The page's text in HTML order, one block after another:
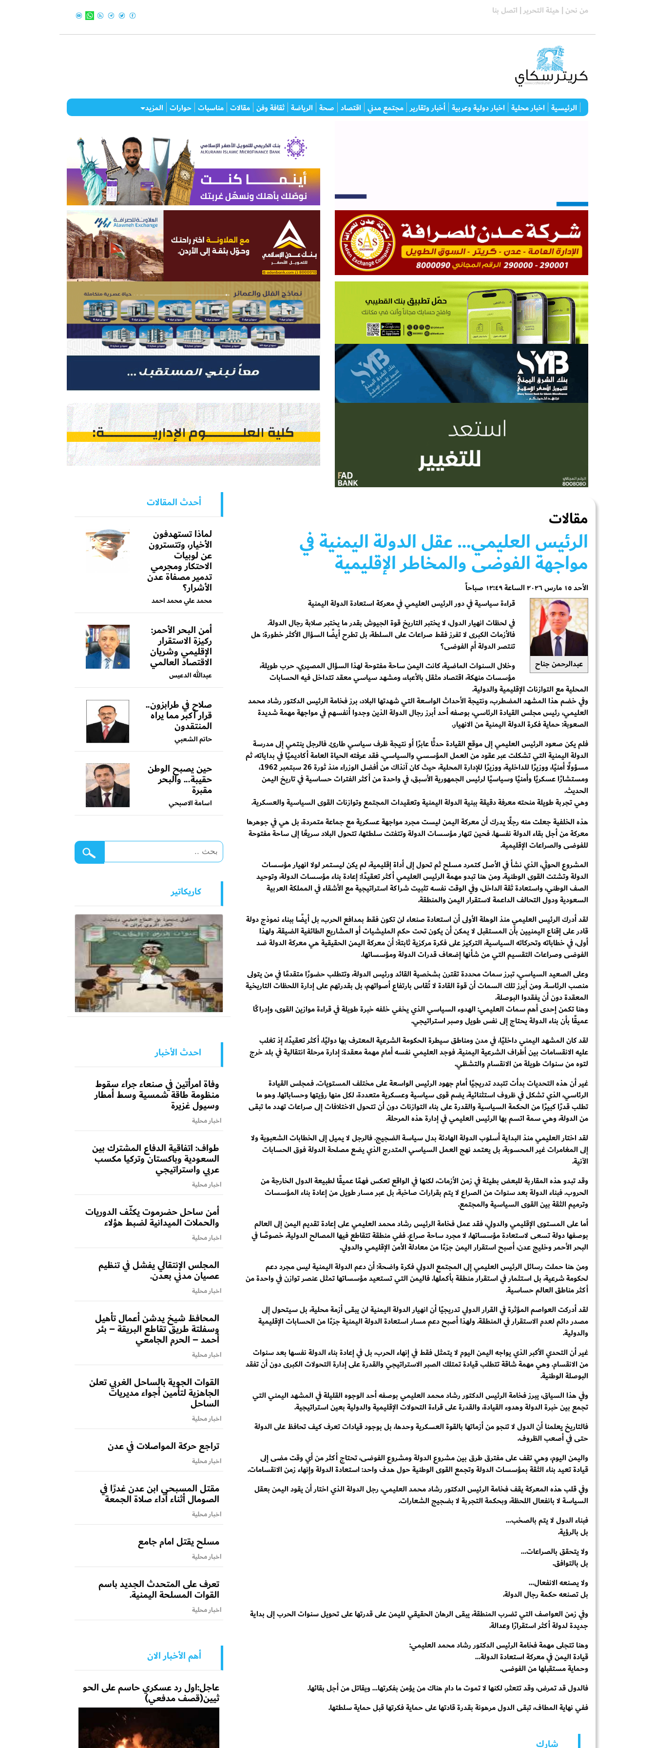
من نحن | هيئة التحرير | اتصل بنا
الرئيسية اخبار محلية اخبار دولية وعربية أخبار وتقارير مجتمع مدني اقتصاد صحة الرياضة ثقافة وفن مقالات مناسبات حوارات المزيد
مقالات
الرئيس العليمي… عقل الدولة اليمنية في
مواجهة الفوضى والمخاطر الإقليمية
الأحد ١٥ مارس ٢٠٢٦ الساعة ١٢:٤٩ صباحاً
عبدالرحمن جناح
قراءة سياسية في دور الرئيس العليمي في معركة استعادة الدولة اليمنية
في لحظات انهيار الدول، لا يختبر التاريخ قوة الجيوش بقدر ما يختبر صلابة رجال الدولة.
فالأزمات الكبرى لا تفرز فقط صراعات على السلطة، بل تطرح أيضًا السؤال الأكثر خطورة: هل
تنتصر الدولة أم الفوضى؟
وخلال السنوات الماضية، كانت اليمن ساحة مفتوحة لهذا السؤال المصيري. حرب طويلة،
مؤسسات منهكة، اقتصاد مثقل بالأعباء، ومشهد سياسي معقد تتداخل فيه الحسابات
المحلية مع التوازنات الإقليمية والدولية.
وفي خضم هذا المشهد المضطرب، ونتيجة الأحداث الواسعة التي شهدتها البلاد، برز فخامة الرئيس الدكتور رشاد محمد
العليمي، رئيس مجلس القيادة الرئاسي، بوصفه أحد أبرز رجال الدولة الذين وجدوا أنفسهم في مواجهة مهمة شديدة
الصعوبة: حماية فكرة الدولة اليمنية من الانهيار.
فلم يكن صعود الرئيس العليمي إلى موقع القيادة حدثًا عابرًا أو نتيجة ظرف سياسي طارئ. فالرجل ينتمي إلى مدرسة
الدولة اليمنية التي تشكلت عبر عقود من العمل المؤسسي والسياسي. فقد عرفته الحياة العامة أكاديميًا في بداياته، ثم
مسؤولًا أمنيًا، ووزيرًا للداخلية، ووزيرًا للإدارة المحلية، حيث كان آنذاك من أفضل الوزراء منذ ثورة 26 سبتمبر 1962،
ومستشارًا عسكريًا وأمنيًا وسياسيًا لرئيس الجمهورية الأسبق، في واحدة من أكثر الفترات حساسية في تاريخ اليمن
الحديث.
وهي تجربة طويلة منحته معرفة دقيقة ببنية الدولة اليمنية وتعقيدات المجتمع وتوازنات القوى السياسية والعسكرية.
هذه الخلفية جعلت منه رجلًا يدرك أن معركة اليمن ليست مجرد مواجهة عسكرية مع جماعة متمردة، بل هي في جوهرها
معركة من أجل بقاء الدولة نفسها. فحين تنهار مؤسسات الدولة وتتفتت سلطتها، تتحول البلاد سريعًا إلى ساحة مفتوحة
للفوضى والصراعات الإقليمية.
المشروع الحوثي، الذي نشأ في الأصل كتمرد مسلح ثم تحول إلى أداة إقليمية، لم يكن ليستمر لولا انهيار مؤسسات
الدولة وتشتت القوى الوطنية. ومن هنا تبدو مهمة الرئيس العليمي أكثر تعقيدًا: إعادة بناء مؤسسات الدولة، وتوحيد
الصف الوطني، واستعادة ثقة الداخل، وفي الوقت نفسه تثبيت شراكة استراتيجية مع الأشقاء في المملكة العربية
السعودية ودول التحالف الداعمة لاستقرار اليمن والمنطقة.
لقد أدرك الرئيس العليمي منذ الوهلة الأولى أن استعادة صنعاء لن تكون فقط بمدافع الحرب، بل أيضًا ببناء نموذج دولة
قادر على إقناع اليمنيين بأن المستقبل لا يمكن أن يكون تحت حكم المليشيات أو المشاريع الطائفية الضيقة. ولهذا
أولى، في خطاباته وتحركاته السياسية، التركيز على فكرة مركزية ثابتة: أن معركة اليمن الحقيقية هي معركة الدولة ضد
الفوضى وصراعات التقسيم التي من شأنها إضعاف قدرات الدولة ومؤسساتها.
وعلى الصعيد السياسي، تبرز سمات محددة تقترن بشخصية القائد ورئيس الدولة، وتتطلب حضورًا متقدمًا في من يتولى
منصب الرئاسة. ومن أبرز تلك السمات أن قوة القادة لا تُقاس بارتفاع أصواتهم، بل بقدرتهم على إدارة اللحظات التاريخية
المعقدة دون أن يفقدوا البوصلة.
وهنا تكمن إحدى أهم سمات العليمي: الهدوء السياسي الذي يخفي خلفه خبرة طويلة في قراءة موازين القوى، وإدراكًا
عميقًا بأن بناء الدولة يحتاج إلى نفس طويل وصبر استراتيجي.
لقد كان المشهد اليمني داخليًا، في مدن ومناطق سيطرة الحكومة الشرعية المعترف بها دوليًا، أكثر تعقيدًا، إذ تغلب
عليه الانقسامات بين أطراف الشرعية اليمنية. فوجد العليمي نفسه أمام مهمة معقدة: إدارة مرحلة انتقالية في بلد خرج
لتوه من سنوات طويلة من الانقسام والتشظي.
غير أن هذه التحديات بدأت تتبدد تدريجيًا أمام جهود الرئيس الواسعة على مختلف المستويات. فمجلس القيادة
الرئاسي، الذي تشكل في ظروف استثنائية، يضم قوى سياسية وعسكرية متعددة، لكل منها رؤيتها وحساباتها. وهو ما
تطلب قدرًا كبيرًا من الحكمة السياسية والقدرة على بناء التوازنات دون أن تتحول الاختلافات إلى صراعات تهدد ما تبقى
من الدولة، وهي سمة اتسم بها الرئيس العليمي في إدارة هذه المرحلة.
لقد اختار العليمي منذ البداية أسلوب الدولة الهادئة بدل سياسة الضجيج. فالرجل لا يميل إلى الخطابات الشعبوية ولا
إلى المغامرات غير المحسوبة، بل يعتمد نهج العمل السياسي المتدرج الذي يضع مصلحة الدولة فوق الحسابات
الآنية.
وقد تبدو هذه المقاربة للبعض بطيئة في زمن الأزمات، لكنها في الواقع تعكس فهمًا عميقًا لطبيعة الدول الخارجة من
الحروب. فبناء الدولة بعد سنوات من الصراع لا يتم بقرارات صاخبة، بل عبر مسار طويل من إعادة بناء المؤسسات
وترميم الثقة بين القوى السياسية والمجتمع.
أما على المستوى الإقليمي والدولي، فقد عمل فخامة الرئيس رشاد محمد العليمي على إعادة تقديم اليمن إلى العالم
بوصفها دولة تسعى لاستعادة مؤسساتها، لا مجرد ساحة صراع. ففي منطقة تتقاطع فيها المصالح الدولية، خصوصًا في
البحر الأحمر وخليج عدن، أصبح استقرار اليمن جزءًا من معادلة الأمن الإقليمي والدولي.
ومن هنا حملت رسائل الرئيس العليمي إلى المجتمع الدولي فكرة واضحة: أن دعم الدولة اليمنية ليس مجرد دعم
لحكومة شرعية، بل استثمار في استقرار منطقة بأكملها. فاليمن التي تستعيد مؤسساتها تمثل عنصر توازن في واحدة من
أكثر مناطق العالم حساسية.
لقد أدركت العواصم المؤثرة في القرار الدولي تدريجيًا أن انهيار الدولة اليمنية لن يبقى أزمة محلية، بل سيتحول إلى
مصدر دائم لعدم الاستقرار في المنطقة. ولهذا أصبح دعم مسار استعادة الدولة اليمنية جزءًا من الحسابات الإقليمية
والدولية.
غير أن التحدي الأكبر الذي يواجه اليمن اليوم لا يتمثل فقط في إنهاء الحرب، بل في إعادة بناء الدولة نفسها بعد سنوات
من الانقسام. وهي مهمة شاقة تتطلب قيادة تمتلك الصبر الاستراتيجي والقدرة على إدارة التحولات الكبرى دون أن تفقد
البوصلة الوطنية.
وفي هذا السياق، يبرز فخامة الرئيس الدكتور رشاد محمد العليمي بوصفه أحد الوجوه القليلة في المشهد اليمني التي
تجمع بين خبرة الدولة وهدوء القيادة، والقدرة على قراءة التحولات الإقليمية والدولية بعين استراتيجية.
فالتاريخ يعلمنا أن الدول لا تنجو من أزماتها بالقوة العسكرية وحدها، بل بوجود قيادات تعرف كيف تحافظ على الدولة
حتى في أصعب الظروف.
واليمن اليوم، وهي تقف على مفترق طرق بين مشروع الدولة ومشروع الفوضى، تحتاج أكثر من أي وقت مضى إلى
قيادة تعيد بناء الثقة بمؤسسات الدولة وتجمع القوى الوطنية حول هدف واحد: استعادة الدولة وإنهاء زمن الانقسامات.
وفي قلب هذه المعركة يقف فخامة الرئيس الدكتور رشاد محمد العليمي، رجل الدولة الذي اختار أن يقود اليمن بعقل
السياسة لا بانفعال اللحظة، وبحكمة التجربة لا بضجيج الشعارات.
فبناء الدول لا يتم بالصخب…
بل بالرؤية.
ولا يتحقق بالصراعات…
بل بالتوافق.
ولا يصنعه الانفعال…
بل تصنعه حكمة رجال الدولة.
وفي زمن العواصف التي تضرب المنطقة، يبقى الرهان الحقيقي لليمن على قدرتها على تحويل سنوات الحرب إلى بداية
جديدة لدولة أكثر استقرارًا وعدالة.
وهنا تتجلى مهمة فخامة الرئيس الدكتور رشاد محمد العليمي:
قيادة اليمن في معركة استعادة الدولة…
وحماية مستقبلها من الفوضى.
فالدول قد تمرض، وقد تتعثر، لكنها لا تموت ما دام هناك من يؤمن بفكرتها… ويقاتل من أجل بقائها.
ففي نهاية المطاف، تبقى الدول مرهونة بقدرة قادتها على حماية فكرتها قبل حماية سلطتها.
شارك
أحدث المقالات
لماذا تستهدفون
الأخيار، وتتسترون
عن لوبيات
الاحتكار ومجرمي
تدمير مصفاة عدن
الأشرار؟
محمد علي محمد احمد
أمن البحر الأحمر:
ركيزة الاستقرار
الإقليمي وشريان
الاقتصاد العالمي
عبدالله الدعيس
صلاح في طرابزون..
قرار أكبر مما يراه
المنتقدون
حاتم الشعبي
حين يصبح الوطن
حقيبة... والبحر
مقبرة
اسامة الاصبحي
كاريكاتير
احدث الأخبار
وفاة امرأتين في صنعاء جراء سقوط
منظومة طاقة شمسية وسط أمطار
وسيول غزيرة
اخبار محلية
طواف: اتفاقية الدفاع المشترك بين
السعودية وباكستان وتركيا مكسب
عربي واستراتيجي
اخبار محلية
أمن ساحل حضرموت يكثّف الدوريات
والحملات الميدانية لضبط هؤلاء
اخبار محلية
المجلس الإنتقالي يفشل في تنظيم
عصيان مدني بعدن.
اخبار محلية
المحافظ شيخ يدشن أعمال تأهيل
وسفلتة طريق تقاطع البريقة – بئر
أحمد – الحرم الجامعي
اخبار محلية
القوات الجوية بالساحل الغربي تعلن
الجاهزية لتأمين أجواء مديريات
الساحل
اخبار محلية
تراجع حركة المواصلات في عدن
اخبار محلية
مقتل المسبحي ابن عدن غدرًا في
الصومال أثناء أداء صلاة الجمعة
اخبار محلية
مسلح يقتل امام جامع
اخبار محلية
تعرف على المتحدث الجديد باسم
القوات المسلحة اليمنية.
اخبار محلية
أهم الأخبار الان
عاجل:اول رد عسكري حاسم على الحو
ثيين(قصف مدفعي)